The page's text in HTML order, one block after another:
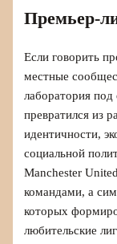
Премьер-
Если говорить
местные
лаборатория
превратился из
идентичности,
социальной
Manchester
командами, а
которых
любительские